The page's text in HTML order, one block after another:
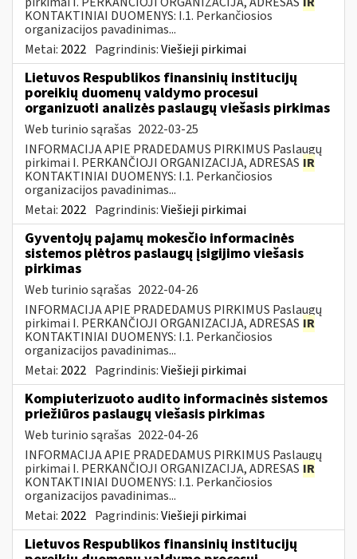
KONTAKTINIAI DUOMENYS: I.1. Perkančiosios
organizacijos pavadinimas...
Metai: 2022 Pagrindinis:Viešieji pirkimai
Lietuvos Respublikos finansinių institucijų
poreikių duomenų valdymo procesui
organizuoti analizės paslaugų viešasis pirkimas
Web turinio sąrašas 2022-03-25
INFORMACIJA APIE PRADEDAMUS PIRKIMUS Paslaugų
pirkimai I. PERKANČIOJI ORGANIZACIJA, ADRESAS IR
KONTAKTINIAI DUOMENYS: I.1. Perkančiosios
organizacijos pavadinimas...
Metai: 2022 Pagrindinis:Viešieji pirkimai
Gyventojų pajamų mokesčio informacinės
sistemos plėtros paslaugų įsigijimo viešasis
pirkimas
Web turinio sąrašas 2022-04-26
INFORMACIJA APIE PRADEDAMUS PIRKIMUS Paslaugų
pirkimai I. PERKANČIOJI ORGANIZACIJA, ADRESAS IR
KONTAKTINIAI DUOMENYS: I.1. Perkančiosios
organizacijos pavadinimas...
Metai: 2022 Pagrindinis:Viešieji pirkimai
Kompiuterizuoto audito informacinės sistemos
priežiūros paslaugų viešasis pirkimas
Web turinio sąrašas 2022-04-26
INFORMACIJA APIE PRADEDAMUS PIRKIMUS Paslaugų
pirkimai I. PERKANČIOJI ORGANIZACIJA, ADRESAS IR
KONTAKTINIAI DUOMENYS: I.1. Perkančiosios
organizacijos pavadinimas...
Metai: 2022 Pagrindinis:Viešieji pirkimai
Lietuvos Respublikos finansinių institucijų